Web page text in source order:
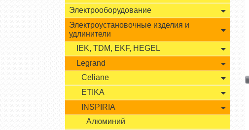
Электрооборудование
Электроустановочные изделия и
удлинители
IEK, TDM, EKF, HEGEL
Legrand
Celiane
ETIKA
INSPIRIA
Алюминий